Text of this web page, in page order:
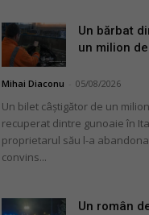
Un bărbat
un milion
Mihai Diaconu 05/08/2026
Un bilet câștigător de un
recuperat dintre gunoaie în
proprietarul său l-a
convins...
Un român